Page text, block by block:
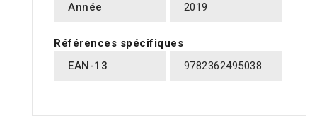
Année 2019
Références spécifiques
EAN-13
9782362495038